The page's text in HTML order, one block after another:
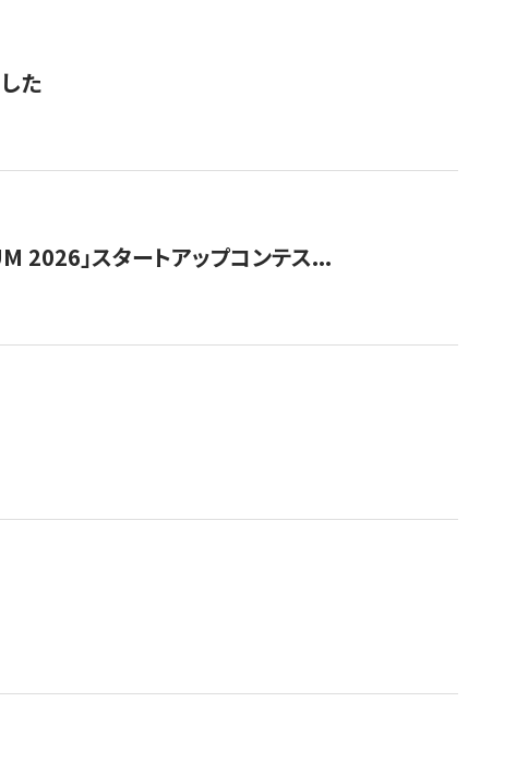
た
2026」スタートアップコンテス...